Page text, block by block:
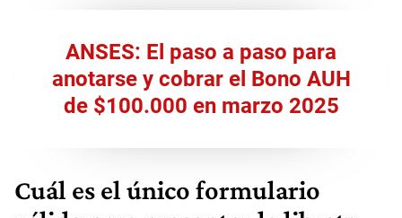
ANSES: El paso a paso para
anotarse y cobrar el Bono AUH
de $100.000 en marzo 2025
Cuál es el único formulario